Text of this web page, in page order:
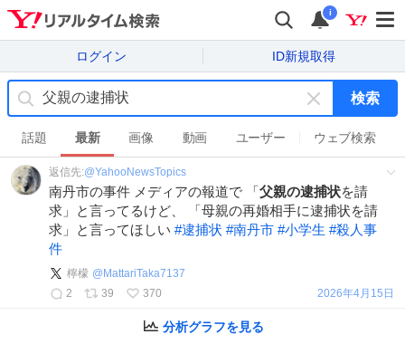
i
ログイン ID新規取得
キ
ー
ワ
ド
を
消
検索
話題 最新 画像 動画 ユーザー ウェブ検索
返信先:@YahooNewsTopics
南丹市の事件 メディアの報道で 「父親の逮捕状を請
求」と言ってるけど、 「母親の再婚相手に逮捕状を請
求」と言ってほしい #逮捕状 #南丹市 #小学生 #殺人事
件
檸檬 @ MattariTaka7137
2
39 370 2026年4月15日
分析グラフを見る